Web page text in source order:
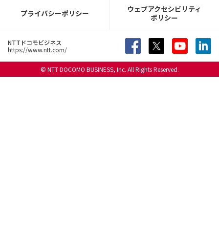
プライバシーポリシー
ウェブアクセシビリティ
ポリシー
NTTドコモビジネス
https://www.ntt.com/
© NTT DOCOMO BUSINESS, Inc. All Rights Reserved.